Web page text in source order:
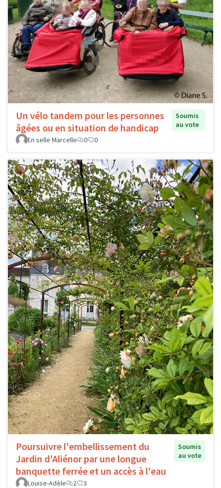
Un vélo tandem pour les personnes
âgées ou en situation de handicap
Soumis
au vote
En selle Marcelle
0 0
Poursuivre l'embellissement du
Jardin d'Aliénor par une longue
banquette ferrée et un accès à l'eau
Soumis
au vote
Louise-Adèle 2 3